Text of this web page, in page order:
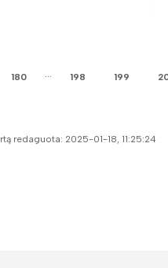
180 198 199
redaguota: 2025-01-18, 11:25:24